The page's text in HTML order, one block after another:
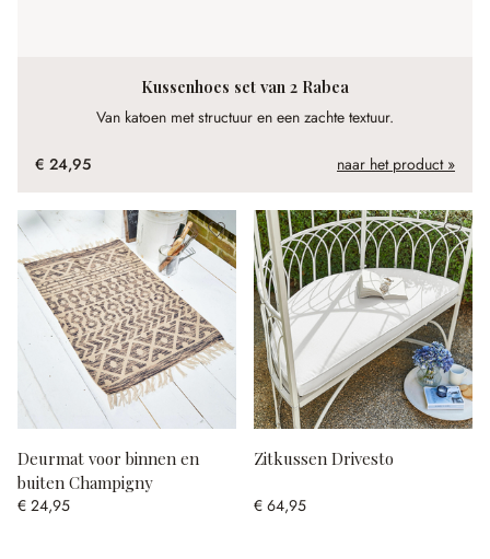
Kussenhoes set van 2 Rabea
Van katoen met structuur en een zachte textuur.
€ 24,95 naar het product »
Deurmat voor binnen en
buiten Champigny
€ 24,95
Zitkussen Drivesto
€ 64,95